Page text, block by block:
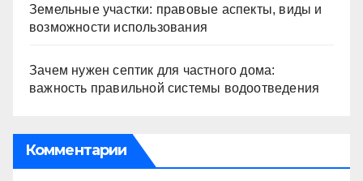
Земельные участки: правовые аспекты, виды и
возможности использования
Зачем нужен септик для частного дома:
важность правильной системы водоотведения
Комментарии